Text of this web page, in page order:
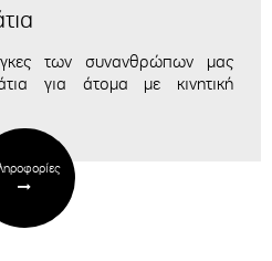
των συνανθρώπων μας
για άτομα με κινητική